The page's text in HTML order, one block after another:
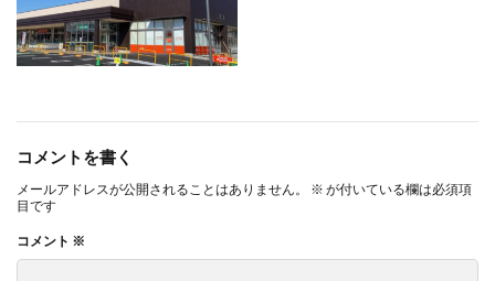
コメントを書く
メールアドレスが公開されることはありません。 ※ が付いている欄は必須項
目です
コメント ※